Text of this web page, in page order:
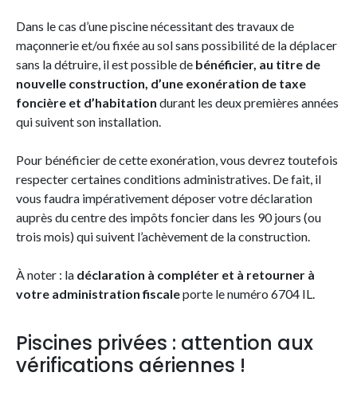
Dans le cas d’une piscine nécessitant des travaux de
maçonnerie et/ou fixée au sol sans possibilité de la déplacer
sans la détruire, il est possible de bénéficier, au titre de
nouvelle construction, d’une exonération de taxe
foncière et d’habitation durant les deux premières années
qui suivent son installation.
Pour bénéficier de cette exonération, vous devrez toutefois
respecter certaines conditions administratives. De fait, il
vous faudra impérativement déposer votre déclaration
auprès du centre des impôts foncier dans les 90 jours (ou
trois mois) qui suivent l’achèvement de la construction.
À noter : la déclaration à compléter et à retourner à
votre administration fiscaleporte le numéro 6704 IL.
Piscines privées : attention aux
vérifications aériennes !